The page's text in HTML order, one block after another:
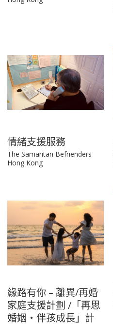
情緒支援服務
The Samaritan Befrienders
Hong Kong
緣路有你 – 離異/再婚
家庭支援計劃 /「再思
婚姻‧伴孩成長」計